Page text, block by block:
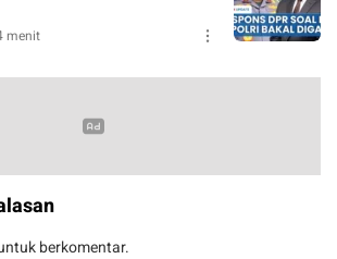
menit
berkomentar.